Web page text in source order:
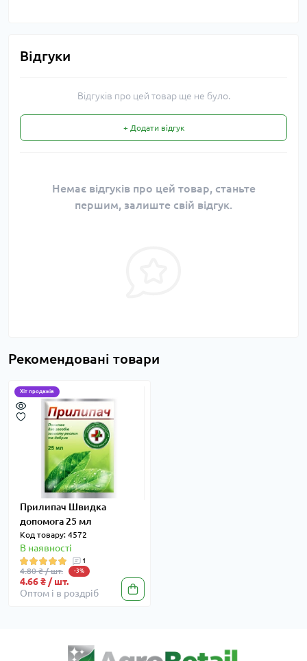
Відгуки
Відгуків про цей товар ще не було.
+ Додати відгук
Немає відгуків про цей товар, станьте
першим, залиште свій відгук.
Рекомендовані товари
Хіт продажів
Прилипач Швидка
допомога 25 мл
Код товару: 4572
В наявності
1
4.80 ₴ / шт. -3%
4.66 ₴ / шт.
Оптом і в роздріб